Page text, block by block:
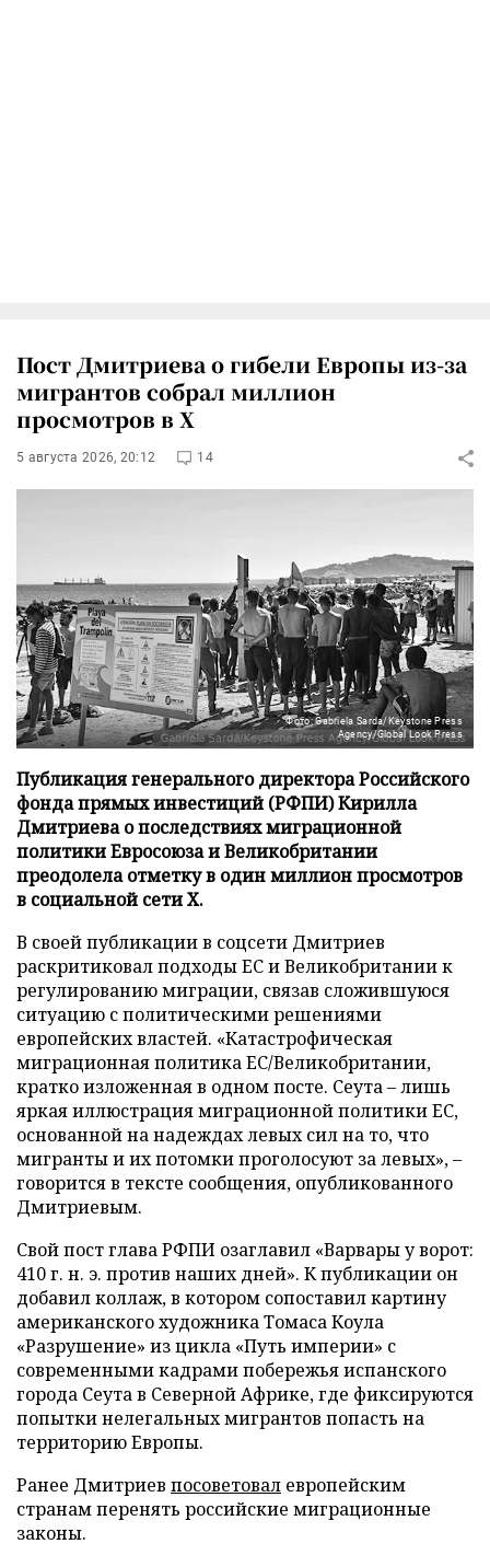
Пост Дмитриева о гибели Европы из-за
мигрантов собрал миллион
просмотров в X
5 августа 2026, 20:12 14
Фото: Gabriela Sarda/Keystone Press
Agency/Global Look Press
Публикация генерального директора Российского
фонда прямых инвестиций (РФПИ) Кирилла
Дмитриева о последствиях миграционной
политики Евросоюза и Великобритании
преодолела отметку в один миллион просмотров
в социальной сети X.
В своей публикации в соцсети Дмитриев
раскритиковал подходы ЕС и Великобритании к
регулированию миграции, связав сложившуюся
ситуацию с политическими решениями
европейских властей. «Катастрофическая
миграционная политика ЕС/Великобритании,
кратко изложенная в одном посте. Сеута – лишь
яркая иллюстрация миграционной политики ЕС,
основанной на надеждах левых сил на то, что
мигранты и их потомки проголосуют за левых», –
говорится в тексте сообщения, опубликованного
Дмитриевым.
Свой пост глава РФПИ озаглавил «Варвары у ворот:
410 г. н. э. против наших дней». К публикации он
добавил коллаж, в котором сопоставил картину
американского художника Томаса Коула
«Разрушение» из цикла «Путь империи» с
современными кадрами побережья испанского
города Сеута в Северной Африке, где фиксируются
попытки нелегальных мигрантов попасть на
территорию Европы.
Ранее Дмитриев посоветовал европейским
странам перенять российские миграционные
законы.